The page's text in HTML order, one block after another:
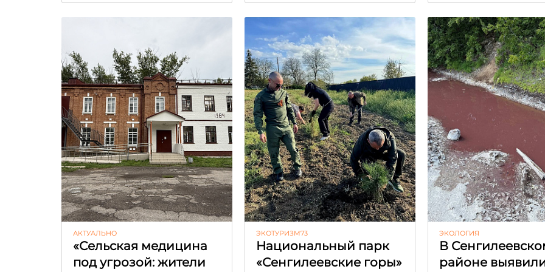
АКТУАЛЬНО
«Сельская медицина
под угрозой: жители
ЭКОТУРИЗМ73
Национальный парк
«Сенгилеевские горы»
ЭКОЛОГИЯ
В
районе